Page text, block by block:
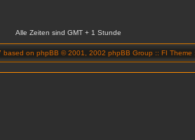
Alle Zeiten sind GMT + 1 Stunde
based on phpBB © 2001, 2002 phpBB Group :: FI Theme